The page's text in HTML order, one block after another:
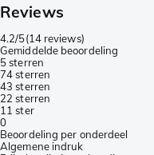
Reviews
4.2/5(14 reviews)
Gemiddelde beoordeling
5 sterren
74 sterren
43 sterren
22 sterren
1 1 ster
0
Beoordeling per onderdeel
Algemene indruk